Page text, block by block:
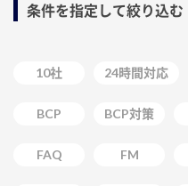
条件を指定して絞り込む
10社 24時間対応
BCP BCP対策
FAQ FM